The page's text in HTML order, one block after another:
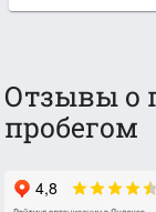
Отзывы о
пробегом